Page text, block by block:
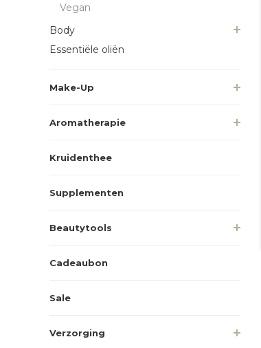
Vegan
Body
Essentiële oliën
Make-Up
Aromatherapie
Kruidenthee
Supplementen
Beautytools
Cadeaubon
Sale
Verzorging